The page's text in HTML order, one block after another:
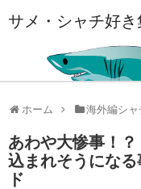
サメ・シャチ好
ホーム 海外編シャ
あわや大惨事！
込まれそうにな
ド